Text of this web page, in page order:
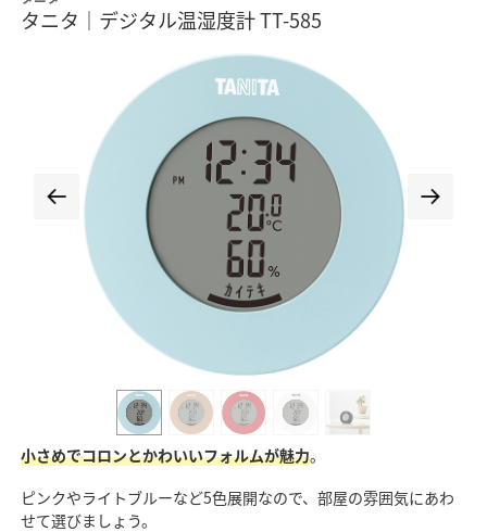
タニタ｜デジタル温湿度計 TT-585
小さめでコロンとかわいいフォルムが魅力。
ピンクやライトブルーなど5色展開なので、部屋の雰囲気にあわ
せて選びましょう。